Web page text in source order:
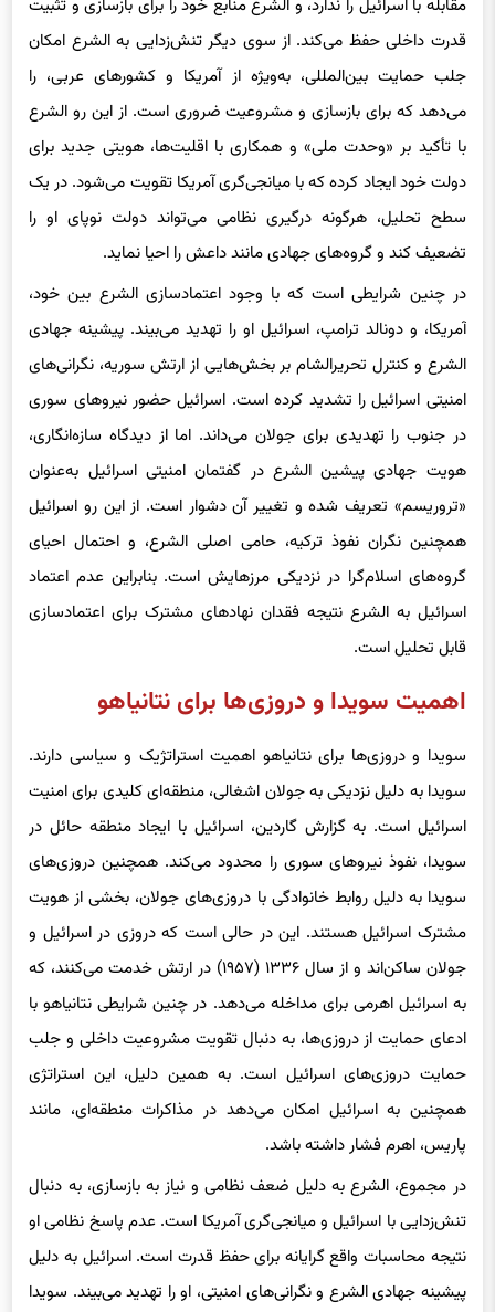
مقابله با اسرائیل را ندارد، و الشرع منابع خود را برای بازسازی و تثبیت
قدرت داخلی حفظ می‌کند. از سوی دیگر تنش‌زدایی به الشرع امکان
جلب حمایت بین‌المللی، به‌ویژه از آمریکا و کشورهای عربی، را
می‌دهد که برای بازسازی و مشروعیت ضروری است. از این رو الشرع
با تأکید بر «وحدت ملی» و همکاری با اقلیت‌ها، هویتی جدید برای
دولت خود ایجاد کرده که با میانجی‌گری آمریکا تقویت می‌شود. در یک
سطح تحلیل، هرگونه درگیری نظامی می‌تواند دولت نوپای او را
تضعیف کند و گروه‌های جهادی مانند داعش را احیا نماید.
در چنین شرایطی است که با وجود اعتمادسازی الشرع بین خود،
آمریکا، و دونالد ترامپ، اسرائیل او را تهدید می‌بیند. پیشینه جهادی
الشرع و کنترل تحریرالشام بر بخش‌هایی از ارتش سوریه، نگرانی‌های
امنیتی اسرائیل را تشدید کرده است. اسرائیل حضور نیروهای سوری
در جنوب را تهدیدی برای جولان می‌داند. اما از دیدگاه سازه‌انگاری،
هویت جهادی پیشین الشرع در گفتمان امنیتی اسرائیل به‌عنوان
«تروریسم» تعریف شده و تغییر آن دشوار است. از این رو اسرائیل
همچنین نگران نفوذ ترکیه، حامی اصلی الشرع، و احتمال احیای
گروه‌های اسلام‌گرا در نزدیکی مرزهایش است. بنابراین عدم اعتماد
اسرائیل به الشرع نتیجه فقدان نهادهای مشترک برای اعتمادسازی
قابل تحلیل است.
اهمیت سویدا و دروزی‌ها برای نتانیاهو
سویدا و دروزی‌ها برای نتانیاهو اهمیت استراتژیک و سیاسی دارند.
سویدا به دلیل نزدیکی به جولان اشغالی، منطقه‌ای کلیدی برای امنیت
اسرائیل است. به گزارش گاردین، اسرائیل با ایجاد منطقه حائل در
سویدا، نفوذ نیروهای سوری را محدود می‌کند. همچنین دروزی‌های
سویدا به دلیل روابط خانوادگی با دروزی‌های جولان، بخشی از هویت
مشترک اسرائیل هستند. این در حالی است که دروزی در اسرائیل و
جولان ساکن‌اند و از سال ۱۳۳۶ (۱۹۵۷) در ارتش خدمت می‌کنند، که
به اسرائیل اهرمی برای مداخله می‌دهد. در چنین شرایطی نتانیاهو با
ادعای حمایت از دروزی‌ها، به دنبال تقویت مشروعیت داخلی و جلب
حمایت دروزی‌های اسرائیل است. به همین دلیل، این استراتژی
همچنین به اسرائیل امکان می‌دهد در مذاکرات منطقه‌ای، مانند
پاریس، اهرم فشار داشته باشد.
در مجموع، الشرع به دلیل ضعف نظامی و نیاز به بازسازی، به دنبال
تنش‌زدایی با اسرائیل و میانجی‌گری آمریکا است. عدم پاسخ نظامی او
نتیجه محاسبات واقع گرایانه برای حفظ قدرت است. اسرائیل به دلیل
پیشینه جهادی الشرع و نگرانی‌های امنیتی، او را تهدید می‌بیند. سویدا